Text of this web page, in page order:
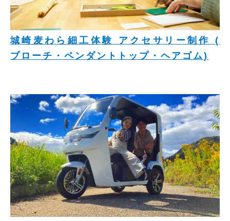
城崎麦わら細工体験 アクセサリー制作 (
ブローチ・ペンダントトップ・ヘアゴム)